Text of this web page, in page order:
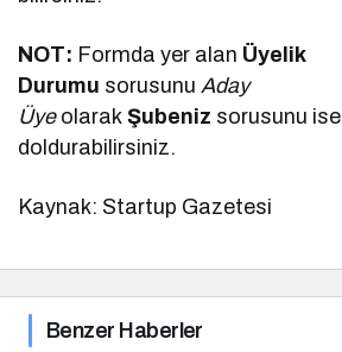
NOT: Formda yer alan Üyelik
Durumu sorusunu Aday
ÜyeolarakŞubeniz sorusunu ise
doldurabilirsiniz.
Kaynak: Startup Gazetesi
Benzer Haberler